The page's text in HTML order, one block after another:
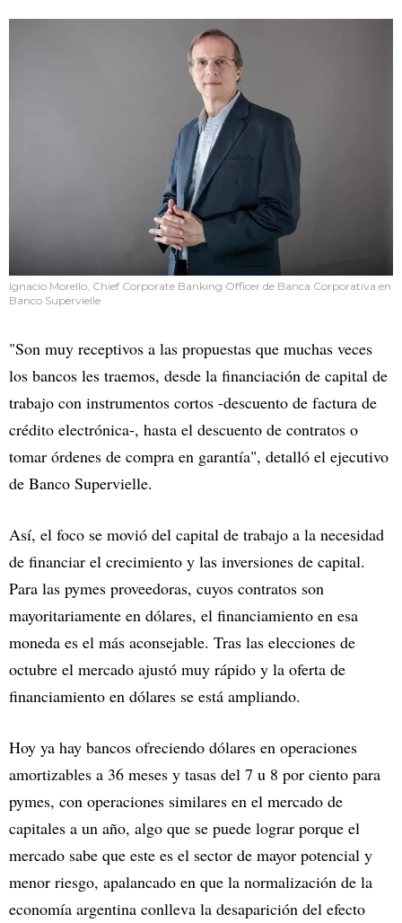
Ignacio Morello, Chief Corporate Banking Officer de Banca Corporativa en
Banco Supervielle
"Son muy receptivos a las propuestas que muchas veces
los bancos les traemos, desde la financiación de capital de
trabajo con instrumentos cortos -descuento de factura de
crédito electrónica-, hasta el descuento de contratos o
tomar órdenes de compra en garantía", detalló el ejecutivo
de Banco Supervielle.
Así, el foco se movió del capital de trabajo a la necesidad
de financiar el crecimiento y las inversiones de capital.
Para las pymes proveedoras, cuyos contratos son
mayoritariamente en dólares, el financiamiento en esa
moneda es el más aconsejable. Tras las elecciones de
octubre el mercado ajustó muy rápido y la oferta de
financiamiento en dólares se está ampliando.
Hoy ya hay bancos ofreciendo dólares en operaciones
amortizables a 36 meses y tasas del 7 u 8 por ciento para
pymes, con operaciones similares en el mercado de
capitales a un año, algo que se puede lograr porque el
mercado sabe que este es el sector de mayor potencial y
menor riesgo, apalancado en que la normalización de la
economía argentina conlleva la desaparición del efecto